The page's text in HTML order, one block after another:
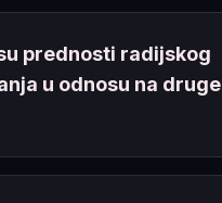
prednosti radijskog
u odnosu na druge